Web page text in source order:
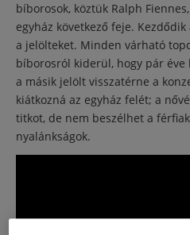
bíborosok, köztük Ralph
egyház következő feje.
a jelölteket. Minden várható
bíborosról kiderül, hogy pár
a másik jelölt visszatérne a
kiátkozná az egyház felét; a
titkot, de nem beszélhet a
nyalánkságok.